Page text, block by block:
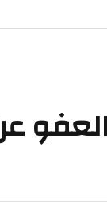
عن